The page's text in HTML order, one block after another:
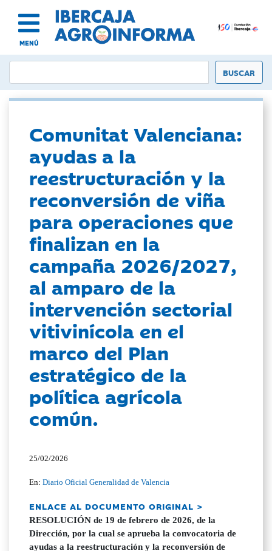
MENÚ
Comunitat Valenciana:
ayudas a la
reestructuración y la
reconversión de viña
para operaciones que
finalizan en la
campaña 2026/2027,
al amparo de la
intervención sectorial
vitivinícola en el
marco del Plan
estratégico de la
política agrícola
común.
25/02/2026
En:Diario Oficial Generalidad de Valencia
ENLACE AL DOCUMENTO ORIGINAL >
RESOLUCIÓN de 19 de febrero de 2026, de la
Dirección, por la cual se aprueba la convocatoria de
ayudas a la reestructuración y la reconversión de